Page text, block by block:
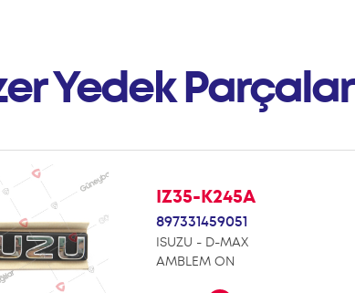
Yedek Parçalar
IZ35-K245A
897331459051
ISUZU - D-MAX
AMBLEM ON